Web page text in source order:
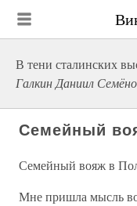
В тени сталинских
Галкин Даниил
Семейный
Семейный вояж в
Мне пришла мысль